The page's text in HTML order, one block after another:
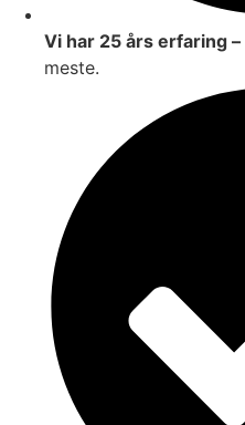
Vi har 25 års erfaring –
meste.